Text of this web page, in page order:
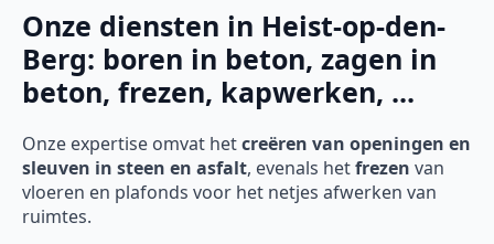
Onze diensten in Heist-op-den-
Berg: boren in beton, zagen in
beton, frezen, kapwerken, ...
Onze expertise omvat hetcreëren van openingen en
sleuven in steen en asfalt, evenals hetfrezen van
vloeren en plafonds voor het netjes afwerken van
ruimtes.